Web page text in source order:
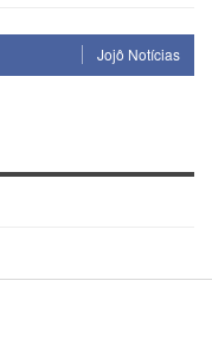
Jojô Notícias